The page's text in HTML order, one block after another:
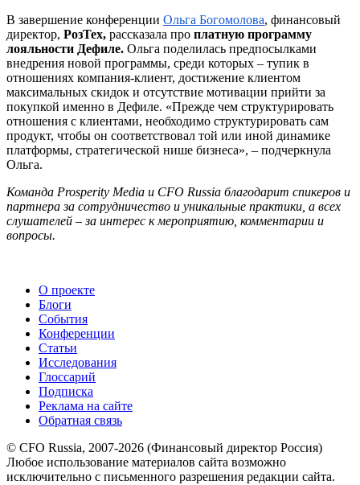
В завершение конференции Ольга Богомолова, финансовый
директор, РозТех, рассказала про платную программу
лояльности Дефиле. Ольга поделилась предпосылками
внедрения новой программы, среди которых – тупик в
отношениях компания-клиент, достижение клиентом
максимальных скидок и отсутствие мотивации прийти за
покупкой именно в Дефиле. «Прежде чем структурировать
отношения с клиентами, необходимо структурировать сам
продукт, чтобы он соответствовал той или иной динамике
платформы, стратегической нише бизнеса», – подчеркнула
Ольга.
Команда Prosperity Media и CFO Russia благодарит спикеров и
партнера за сотрудничество и уникальные практики, а всех
слушателей – за интерес к мероприятию, комментарии и
вопросы.
О проекте
Блоги
События
Конференции
Статьи
Исследования
Глоссарий
Подписка
Реклама на сайте
Обратная связь
© CFO Russia, 2007-2026 (Финансовый директор Россия)
Любое использование материалов сайта возможно
исключительно с письменного разрешения редакции сайта.